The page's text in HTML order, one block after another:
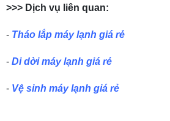
>>> Dịch vụ liên quan:
- Tháo lắp máy lạnh giá rẻ
- Di dời máy lạnh giá rẻ
- Vệ sinh máy lạnh giá rẻ